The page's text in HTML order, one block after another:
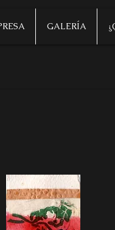
GALERÍA